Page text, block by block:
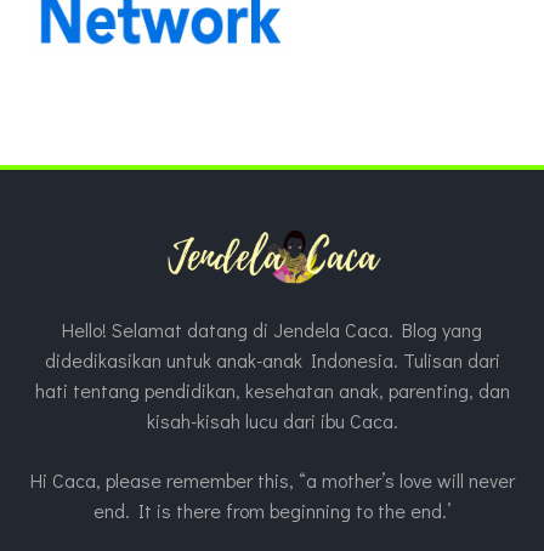
Hello! Selamat datang di Jendela Caca. Blog yang
didedikasikan untuk anak-anak Indonesia. Tulisan dari
hati tentang pendidikan, kesehatan anak, parenting, dan
kisah-kisah lucu dari ibu Caca.
Hi Caca, please remember this, “a mother’s love will never
end. It is there from beginning to the end.’